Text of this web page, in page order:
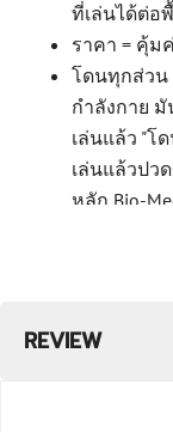
ที่เล่นได้ต่อ
ราคา = คุ้ม
โดนทุกส่วน
กำลังกาย
เล่นแล้ว "โ
เล่นแล้วปว
หลัก Bio-
นั้นมีการท
REVIEW